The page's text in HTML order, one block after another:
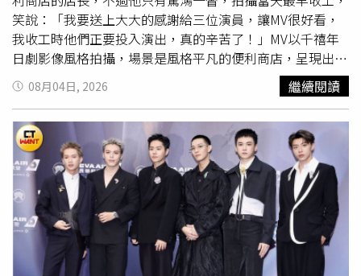
笑說：「我要送上大大的感謝給三位演員，讓MV很好看，
我收工時他們正要投入演出，真的辛苦了！」MV以千禧年
日劇影像風格拍攝，場景是風格平凡的便利商店，呈現出三
個立體的角色在意外之下所誕生的故事，劇情隨著大夜班的
時序，迸發出一系列的事件，象徵著每一場的相遇、每一段
的停留，都是人生中的意外。小宇現身MV中以便利商店店
長為角色開啟故事，為演員們留下舞台。小宇也說：「我負
責的就是音樂，我在MV的任務就是把舞台交給演員們發
揮，而且平常我就覺得便利商店的店員真的很強，會的事情
太多了，沒想到我這次還演出店長，很開心的體驗。」小宇
飾演便利商店店長。（圖／索尼音樂提供）隨著便利商店自
動門開啟又關閉，意外發現Ozone的成員林
煥鈞 驚喜出演，
還有王品澔飾演店員、湯詠絮飾演忽然來到的客人，林煥鈞
這次的角色是一名喝醉的男子，來到便利商店掀起這場意
08月04日, 2026 繼續閱讀